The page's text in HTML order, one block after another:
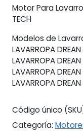
Motor Para
TECH
Modelos de
LAVARROPA
LAVARROPA
LAVARROPA
LAVARROPA
Código único
Categoría: